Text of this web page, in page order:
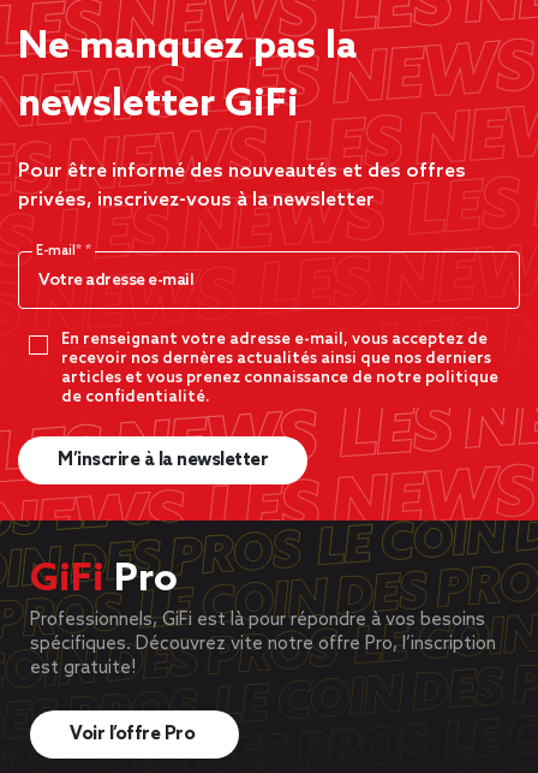
Ne manquez pas la
newsletter GiFi
Pour être informé des nouveautés et des offres
privées, inscrivez-vous à la newsletter
E-mail*
En renseignant votre adresse e-mail, vous acceptez de
recevoir nos dernères actualités ainsi que nos derniers
articles et vous prenez connaissance de notre politique
de confidentialité.
M’inscrire à la newsletter
GiFiPro
Professionnels, GiFi est là pour répondre à vos besoins
spécifiques. Découvrez vite notre offre Pro, l’inscription
est gratuite!
Voir l’offre Pro